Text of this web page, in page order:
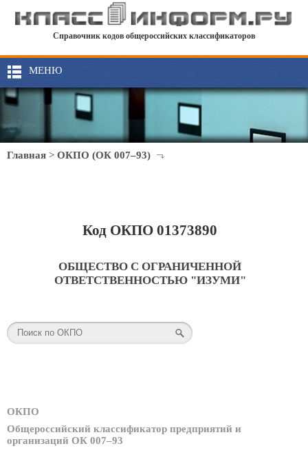
Справочник кодов общероссийских классификаторов
МЕНЮ
Главная > ОКПО (ОК 007–93)
Код ОКПО 01373890
ОБЩЕСТВО С ОГРАНИЧЕННОЙ
ОТВЕТСТВЕННОСТЬЮ "ИЗУМИ"
ОКПО
Общероссийский классификатор предприятий и
организаций ОК 007–93